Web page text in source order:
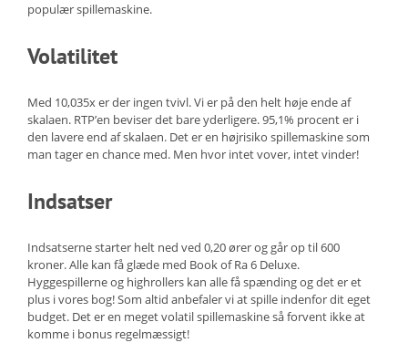
populær spillemaskine.
Volatilitet
Med 10,035x er der ingen tvivl. Vi er på den helt høje ende af
skalaen. RTP’en beviser det bare yderligere. 95,1% procent er i
den lavere end af skalaen. Det er en højrisiko spillemaskine som
man tager en chance med. Men hvor intet vover, intet vinder!
Indsatser
Indsatserne starter helt ned ved 0,20 ører og går op til 600
kroner. Alle kan få glæde med Book of Ra 6 Deluxe.
Hyggespillerne og highrollers kan alle få spænding og det er et
plus i vores bog! Som altid anbefaler vi at spille indenfor dit eget
budget. Det er en meget volatil spillemaskine så forvent ikke at
komme i bonus regelmæssigt!